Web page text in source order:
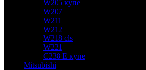
W205 купе
W207
W211
W212
W218 cls
W221
C238 E купе
Mitsubishi